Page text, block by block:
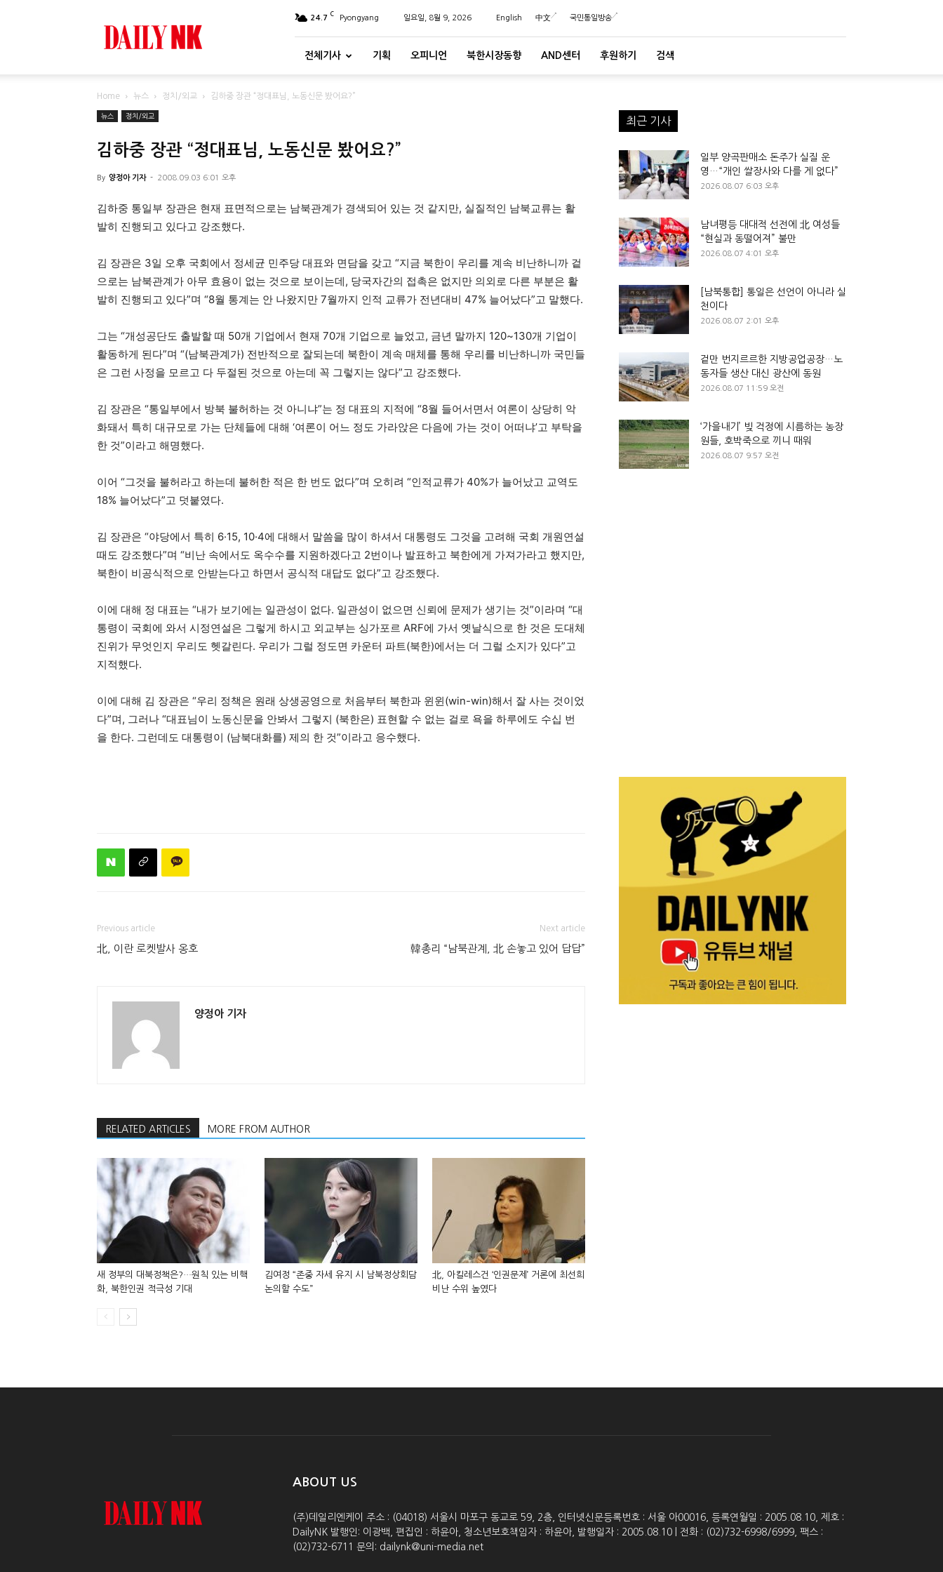
24.7 C Pyongyang 일요일, 8월 9, 2026 English 中文 국민통일방송
전체기사 기획 오피니언 북한시장동향 AND센터 후원하기 검색
Home 뉴스 정치/외교 김하중 장관 “정대표님, 노동신문 봤어요?”
뉴스 정치/외교
김하중 장관 “정대표님, 노동신문 봤어요?”
By 양정아 기자 - 2008.09.03 6:01 오후
김하중 통일부 장관은 현재 표면적으로는 남북관계가 경색되어 있는 것 같지만, 실질적인 남북교류는 활
발히 진행되고 있다고 강조했다.
김 장관은 3일 오후 국회에서 정세균 민주당 대표와 면담을 갖고 “지금 북한이 우리를 계속 비난하니까 겉
으로는 남북관계가 아무 효용이 없는 것으로 보이는데, 당국자간의 접촉은 없지만 의외로 다른 부분은 활
발히 진행되고 있다”며 “8월 통계는 안 나왔지만 7월까지 인적 교류가 전년대비 47% 늘어났다”고 말했다.
그는 “개성공단도 출발할 때 50개 기업에서 현재 70개 기업으로 늘었고, 금년 말까지 120~130개 기업이
활동하게 된다”며 “(남북관계가) 전반적으로 잘되는데 북한이 계속 매체를 통해 우리를 비난하니까 국민들
은 그런 사정을 모르고 다 두절된 것으로 아는데 꼭 그렇지는 않다”고 강조했다.
김 장관은 “통일부에서 방북 불허하는 것 아니냐”는 정 대표의 지적에 “8월 들어서면서 여론이 상당히 악
화돼서 특히 대규모로 가는 단체들에 대해 ‘여론이 어느 정도 가라앉은 다음에 가는 것이 어떠냐’고 부탁을
한 것”이라고 해명했다.
이어 “그것을 불허라고 하는데 불허한 적은 한 번도 없다”며 오히려 “인적교류가 40%가 늘어났고 교역도
18% 늘어났다”고 덧붙였다.
김 장관은 “야당에서 특히 6·15, 10·4에 대해서 말씀을 많이 하셔서 대통령도 그것을 고려해 국회 개원연설
때도 강조했다”며 “비난 속에서도 옥수수를 지원하겠다고 2번이나 발표하고 북한에게 가져가라고 했지만,
북한이 비공식적으로 안받는다고 하면서 공식적 대답도 없다”고 강조했다.
이에 대해 정 대표는 “내가 보기에는 일관성이 없다. 일관성이 없으면 신뢰에 문제가 생기는 것”이라며 “대
통령이 국회에 와서 시정연설은 그렇게 하시고 외교부는 싱가포르 ARF에 가서 옛날식으로 한 것은 도대체
진위가 무엇인지 우리도 헷갈린다. 우리가 그럴 정도면 카운터 파트(북한)에서는 더 그럴 소지가 있다”고
지적했다.
이에 대해 김 장관은 “우리 정책은 원래 상생공영으로 처음부터 북한과 윈윈(win-win)해서 잘 사는 것이었
다”며, 그러나 “대표님이 노동신문을 안봐서 그렇지 (북한은) 표현할 수 없는 걸로 욕을 하루에도 수십 번
을 한다. 그런데도 대통령이 (남북대화를) 제의 한 것”이라고 응수했다.
Previous article
北, 이란 로켓발사 옹호
Next article
韓총리 “남북관계, 北 손놓고 있어 답답”
양정아 기자
RELATED ARTICLES MORE FROM AUTHOR
새 정부의 대북정책은?…원칙 있는 비핵
화, 북한인권 적극성 기대
김여정 “존중 자세 유지 시 남북정상회담
논의할 수도”
北, 아킬레스건 ‘인권문제’ 거론에 최선희
비난 수위 높였다
최근 기사
일부 양곡판매소 돈주가 실질 운
영…“개인 쌀장사와 다를 게 없다”
2026.08.07 6:03 오후
남녀평등 대대적 선전에 北 여성들
“현실과 동떨어져” 불만
2026.08.07 4:01 오후
[남북통합] 통일은 선언이 아니라 실
천이다
2026.08.07 2:01 오후
겉만 번지르르한 지방공업공장…노
동자들 생산 대신 광산에 동원
2026.08.07 11:59 오전
‘가을내기’ 빚 걱정에 시름하는 농장
원들, 호박죽으로 끼니 때워
2026.08.07 9:57 오전
ABOUT US
(주)데일리엔케이 주소 : (04018) 서울시 마포구 동교로 59, 2층, 인터넷신문등록번호 : 서울 아00016, 등록연월일 : 2005.08.10, 제호 :
DailyNK 발행인: 이광백, 편집인 : 하윤아, 청소년보호책임자 : 하윤아, 발행일자 : 2005.08.10 | 전화 : (02)732-6998/6999, 팩스 :
(02)732-6711 문의: dailynk@uni-media.net